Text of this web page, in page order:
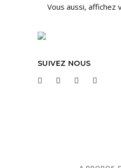
Vous aussi, affichez
SUIVEZ NOUS